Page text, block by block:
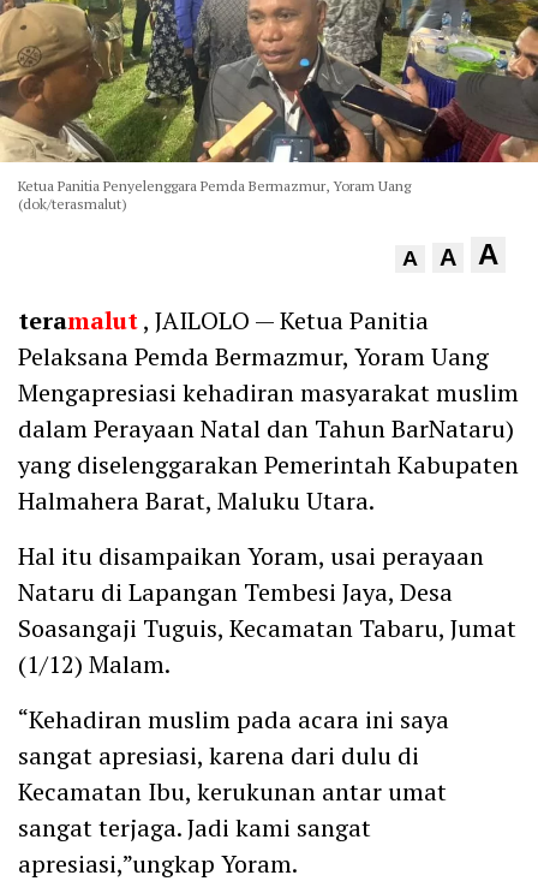
Ketua Panitia Penyelenggara Pemda Bermazmur, Yoram Uang
(dok/terasmalut)
A A A
teramalut, JAILOLO — Ketua Panitia
Pelaksana Pemda Bermazmur, Yoram Uang
Mengapresiasi kehadiran masyarakat muslim
dalam Perayaan Natal dan Tahun BarNataru)
yang diselenggarakan Pemerintah Kabupaten
Halmahera Barat, Maluku Utara.
Hal itu disampaikan Yoram, usai perayaan
Nataru di Lapangan Tembesi Jaya, Desa
Soasangaji Tuguis, Kecamatan Tabaru, Jumat
(1/12) Malam.
“Kehadiran muslim pada acara ini saya
sangat apresiasi, karena dari dulu di
Kecamatan Ibu, kerukunan antar umat
sangat terjaga. Jadi kami sangat
apresiasi,”ungkap Yoram.